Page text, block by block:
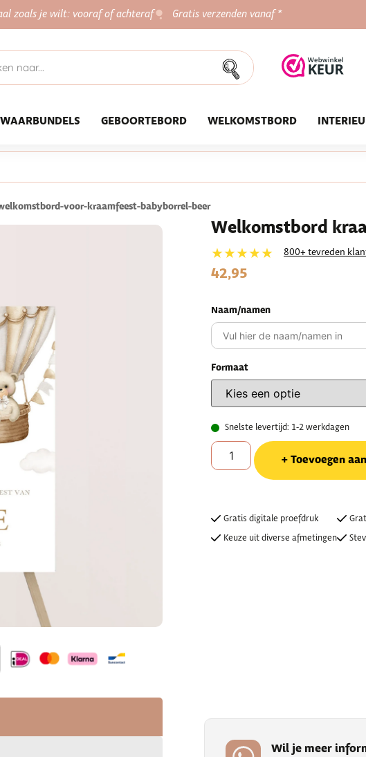
zoals je wilt: vooraf of achteraf Gratis verzenden vanaf *
GEBOORTEBORD WELKOMSTBORD
voor-kraamfeest-babyborrel-beer
Welkomstbord
★★★★★ 800+ tevreden
42,95
Naam/namen
Formaat
Snelste levertijd: 1-2 werkdagen
Toevoegen
Gratis digitale proefdruk
Keuze uit diverse afmetingen
Wil je meer